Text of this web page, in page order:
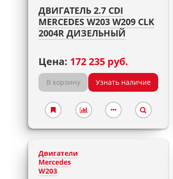
ДВИГАТЕЛЬ 2.7 CDI
MERCEDES W203 W209 CLK
2004R ДИЗЕЛЬНЫЙ
Цена: 172 235 руб.
В корзину Узнать наличие
Двигатели
Mercedes
W203